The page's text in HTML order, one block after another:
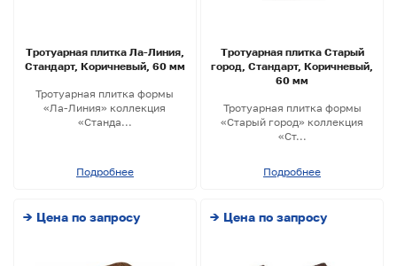
Тротуарная плитка Ла-Линия,
Стандарт, Коричневый, 60 мм
Тротуарная плитка формы
«Ла-Линия» коллекция
«Станда...
Подробнее
Тротуарная плитка Старый
город, Стандарт, Коричневый,
60 мм
Тротуарная плитка формы
«Старый город» коллекция
«Ст...
Подробнее
→ Цена по запросу → Цена по запросу